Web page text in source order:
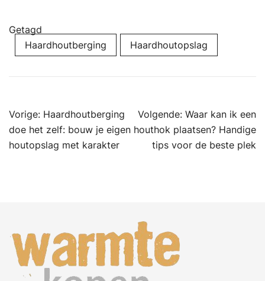
Getagd
Haardhoutberging
Haardhoutopslag
Bericht
navigatie
Vorige: Haardhoutberging
doe het zelf: bouw je eigen
houtopslag met karakter
Volgende: Waar kan ik een
houthok plaatsen? Handige
tips voor de beste plek